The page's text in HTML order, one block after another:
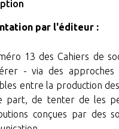
par l'éditeur :
13 des Cahiers de
- via des
entre la production
part, de tenter de les
conçues par des